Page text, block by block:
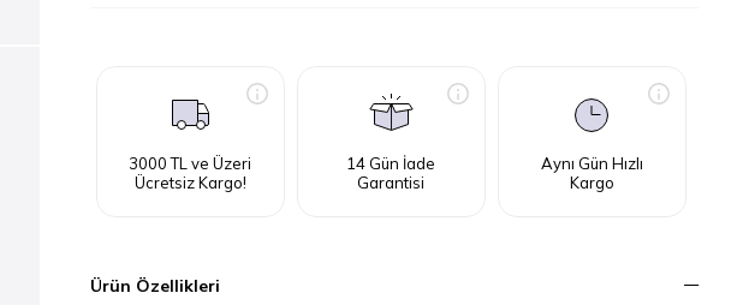
3000 TL ve Üzeri
Ücretsiz Kargo!
14 Gün İade
Garantisi
Aynı Gün Hızlı
Kargo
Ürün Özellikleri